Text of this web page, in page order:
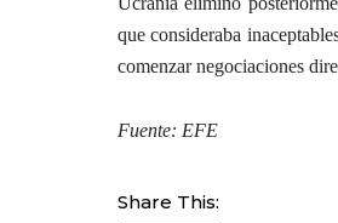
que consideraba
comenzar negociaciones
Fuente: EFE
Share This: